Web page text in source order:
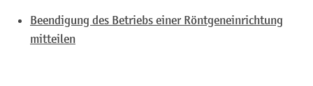
Beendigung des Betriebs einer Röntgeneinrichtung
mitteilen